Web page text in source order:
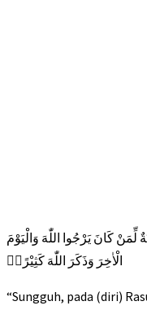
كَانَ يَرْجُوا اللّٰهَ وَالْيَوْمَ
الْاٰخِرَ وَذَكَرَ اللّٰهَ كَثِيْرًاۗ
“Sungguh, pada (diri)